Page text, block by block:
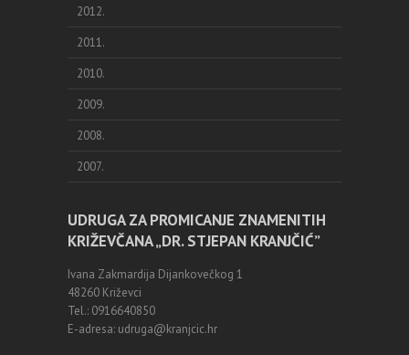
2012.
2011.
2010.
2009.
2008.
2007.
UDRUGA ZA PROMICANJE ZNAMENITIH
KRIŽEVČANA „DR. STJEPAN KRANJČIĆ”
Ivana Zakmardija Dijankovečkog 1
48260 Križevci
Tel.: 0916640850
E-adresa: udruga@kranjcic.hr